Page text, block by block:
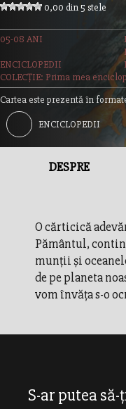
0,00 din 5 stele
05-08 ANI
ENCICLOPEDII
COLECȚIE: Prima mea
Cartea este prezentă în
ENCICLOPEDII
DESPRE
O cărticică
Pământul,
munţii şi
de pe planeta
vom învăţa s-o
S-ar putea